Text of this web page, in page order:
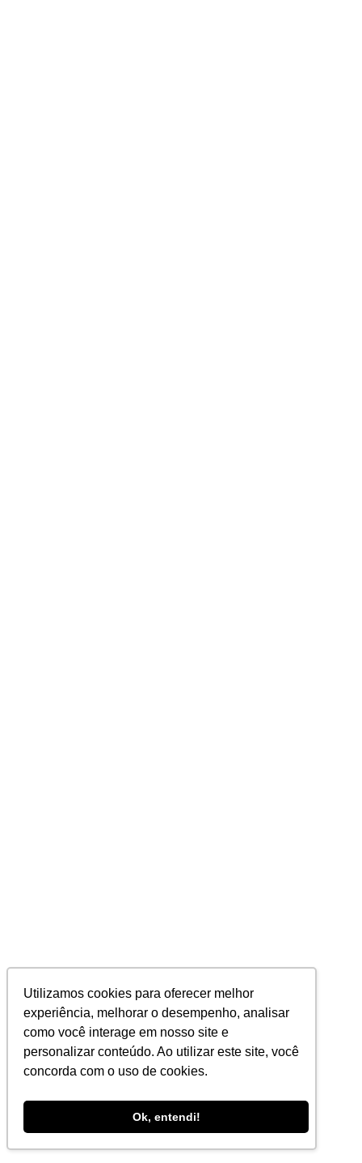
Utilizamos cookies para oferecer melhor
experiência, melhorar o desempenho, analisar
como você interage em nosso site e
personalizar conteúdo. Ao utilizar este site, você
concorda com o uso de cookies.
Ok, entendi!